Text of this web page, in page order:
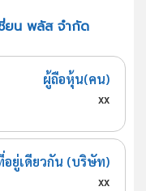
ยน พลัส จำกัด
ผู้ถือหุ้น(คน)
xx
ยู่เดียวกัน (บริษัท)
xx